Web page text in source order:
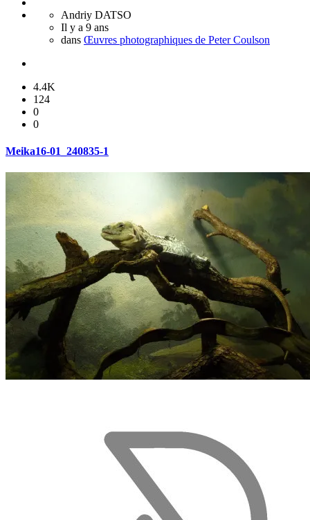
Andriy DATSO
Il y a 9 ans
dans Œuvres photographiques de Peter Coulson
4.4K
124
0
0
Meika16-01_240835-1